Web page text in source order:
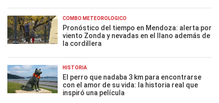
COMBO METEOROLÓGICO
Pronóstico del tiempo en Mendoza: alerta por
viento Zonda y nevadas en el llano además de
la cordillera
HISTORIA
El perro que nadaba 3 km para encontrarse
con el amor de su vida: la historia real que
inspiró una película